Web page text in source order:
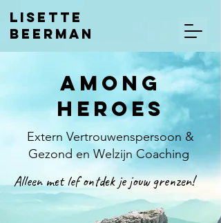
LISETTE
BEERMAN
AMong
heroes
Extern Vertrouwenspersoon &
Gezond en Welzijn Coaching
Alleen met lef ontdek je jouw grenzen!